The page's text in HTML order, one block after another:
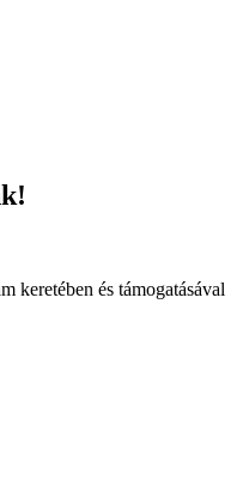
keretében és támogatásával